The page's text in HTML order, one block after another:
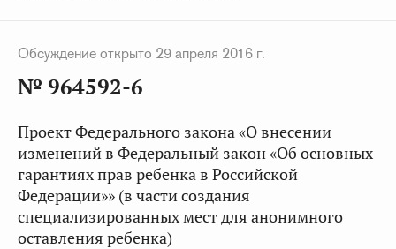
Обсуждение открыто 29 апреля 2016 г.
№ 964592-6
Проект Федерального закона «О внесении
изменений в Федеральный закон «Об основных
гарантиях прав ребенка в Российской
Федерации»» (в части создания
специализированных мест для анонимного
оставления ребенка)